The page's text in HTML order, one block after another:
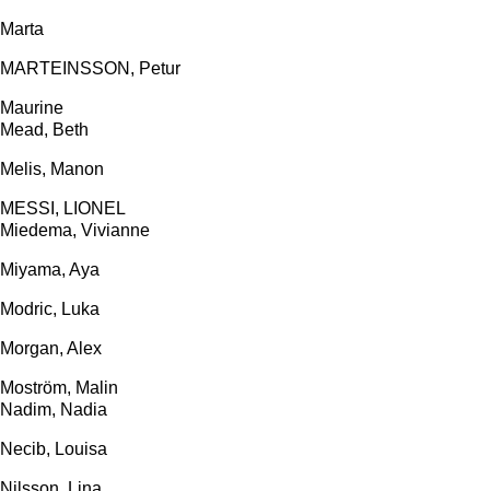
Marta
MARTEINSSON, Petur
Maurine
Mead, Beth
Melis, Manon
MESSI, LIONEL
Miedema, Vivianne
Miyama, Aya
Modric, Luka
Morgan, Alex
Moström, Malin
Nadim, Nadia
Necib, Louisa